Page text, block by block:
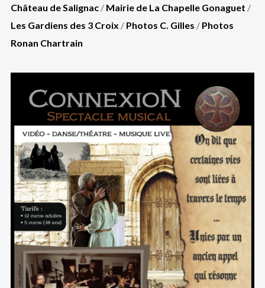
Château de Salignac/Mairie de La Chapelle Gonaguet /
Les Gardiens des 3 Croix / Photos C. Gilles / Photos
Ronan Chartrain